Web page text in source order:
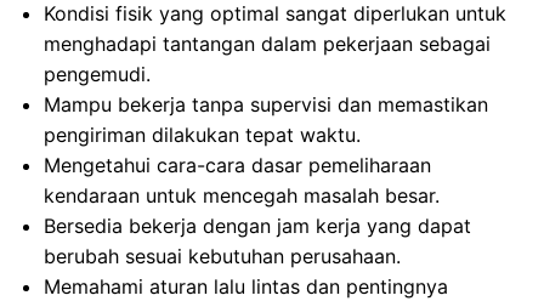
Kondisi fisik yang optimal sangat diperlukan untuk
menghadapi tantangan dalam pekerjaan sebagai
pengemudi.
Mampu bekerja tanpa supervisi dan memastikan
pengiriman dilakukan tepat waktu.
Mengetahui cara-cara dasar pemeliharaan
kendaraan untuk mencegah masalah besar.
Bersedia bekerja dengan jam kerja yang dapat
berubah sesuai kebutuhan perusahaan.
Memahami aturan lalu lintas dan pentingnya